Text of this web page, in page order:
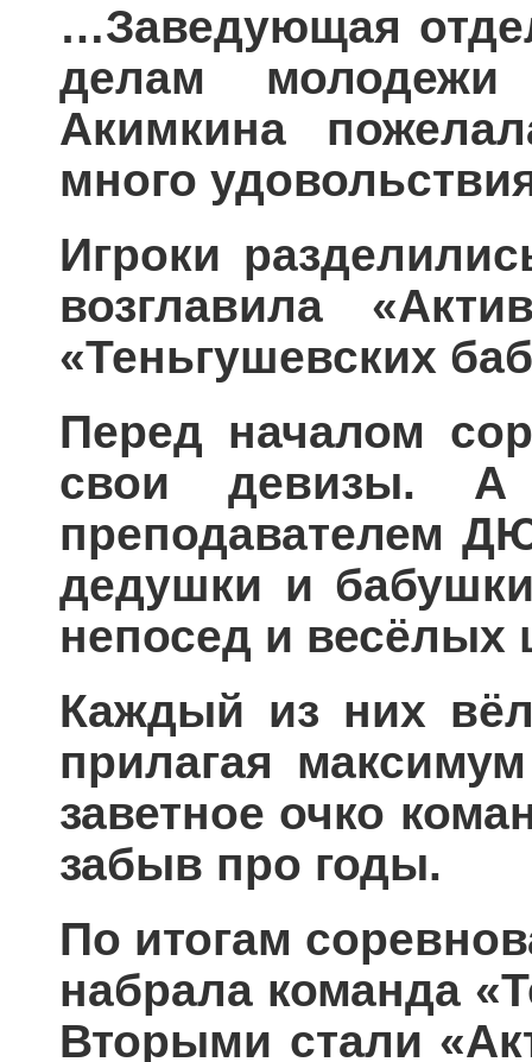
…Заведующая
делам
Акимкина
много
Игроки
возглавила
«Теньгушевских
Перед началом
свои девизы. А
преподавателем
дедушки и
непосед и
Каждый из них
прилагая
заветное очко
забыв про годы.
По итогам
набрала команда
Вторыми стали